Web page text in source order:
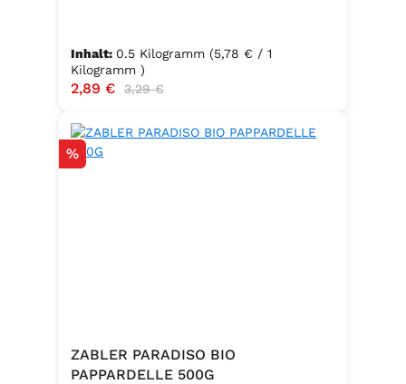
Inhalt: 0.5 Kilogramm (5,78 € / 1
Kilogramm )
Verkaufspreis:
2,89 € Regulärer Preis:
3,29 €
Rabatt
%
ZABLER PARADISO BIO
PAPPARDELLE 500G